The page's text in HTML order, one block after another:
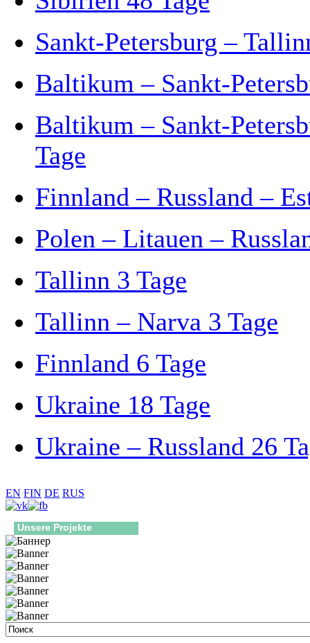
Sankt-Petersburg –
Baltikum – Sankt-
Baltikum – Sankt-
Tage
Finnland – Russland –
Polen – Litauen –
Tallinn 3 Tage
Tallinn – Narva 3 Tage
Finnland 6 Tage
Ukraine 18 Tage
Ukraine – Russland 26
EN FIN DE RUS
Unsere Projekte